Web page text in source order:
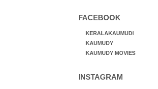
FACEBOOK
KERALAKAUMUDI
KAUMUDY
KAUMUDY MOVIES
INSTAGRAM